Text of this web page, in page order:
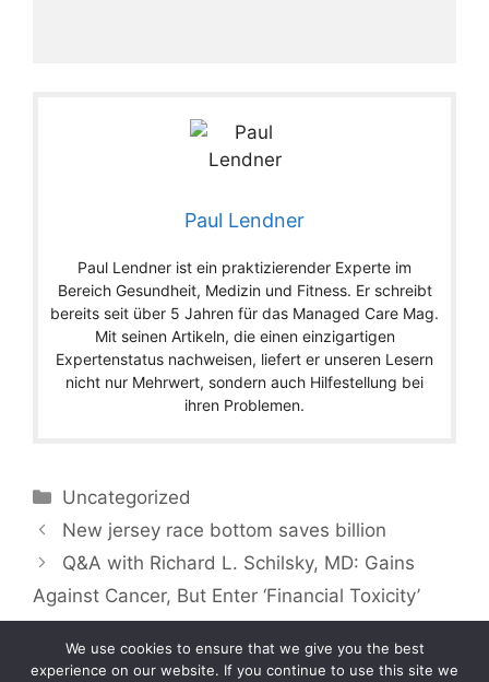
Paul Lendner
Paul Lendner ist ein praktizierender Experte im
Bereich Gesundheit, Medizin und Fitness. Er schreibt
bereits seit über 5 Jahren für das Managed Care Mag.
Mit seinen Artikeln, die einen einzigartigen
Expertenstatus nachweisen, liefert er unseren Lesern
nicht nur Mehrwert, sondern auch Hilfestellung bei
ihren Problemen.
Categories
Uncategorized
New jersey race bottom saves billion
Q&A with Richard L. Schilsky, MD: Gains
Against Cancer, But Enter ‘Financial Toxicity’
We use cookies to ensure that we give you the best
experience on our website. If you continue to use this site we